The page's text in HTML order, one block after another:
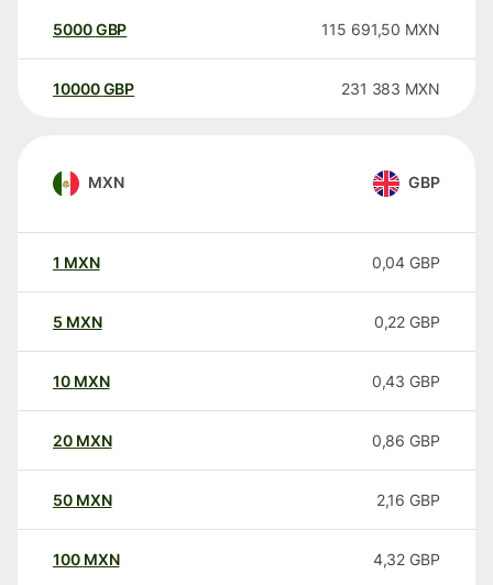
5000GBP 115 691,50 MXN
10000 GBP 231 383 MXN
MXN GBP
1 MXN 0,04 GBP
5 MXN 0,22 GBP
10 MXN 0,43 GBP
20 MXN 0,86 GBP
50 MXN 2,16 GBP
100 MXN 4,32 GBP